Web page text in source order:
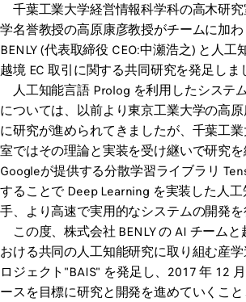
千葉工業大学経営情報科学科の高木研
学名誉教授の高原康彦教授がチームに加
BENLY (代表取締役 CEO:中瀬浩之) と人工
越境 EC 取引に関する共同研究を発足しま
人工知能言語 Prolog を利用したシステ
については、以前より東京工業大学の高
に研究が進められてきましたが、千葉工
室ではその理論と実装を受け継いで研究
Googleが提供する分散学習ライブラリ
することで Deep Learning を実装した人
手、より高速で実用的なシステムの開発を
この度、株式会社 BENLY の AI チームと
おける共同の人工知能研究に取り組む産
ロジェクト"BAIS" を発足し、2017 年 12
ースを目標に研究と開発を進めていくこと